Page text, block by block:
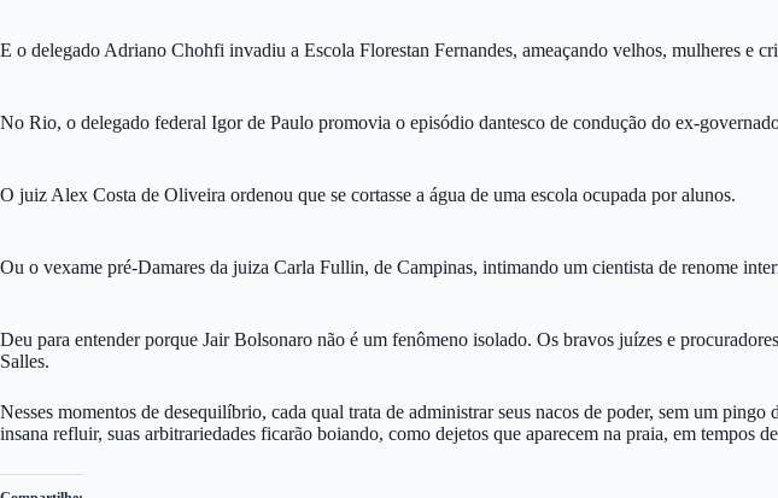
E o delegado Adriano Chohfi invadiu a Escola Florestan Fernandes, ameaçando velhos, mulheres e
No Rio, o delegado federal Igor de Paulo promovia o episódio dantesco de condução do ex-
O juiz Alex Costa de Oliveira ordenou que se cortasse a água de uma escola ocupada por alunos.
Ou o vexame pré-Damares da juiza Carla Fullin, de Campinas, intimando um cientista de renome
Deu para entender porque Jair Bolsonaro não é um fenômeno isolado. Os bravos juízes e
Salles.
Nesses momentos de desequilíbrio, cada qual trata de administrar seus nacos de poder, sem um
insana refluir, suas arbitrariedades ficarão boiando, como dejetos que aparecem na praia, em tempos